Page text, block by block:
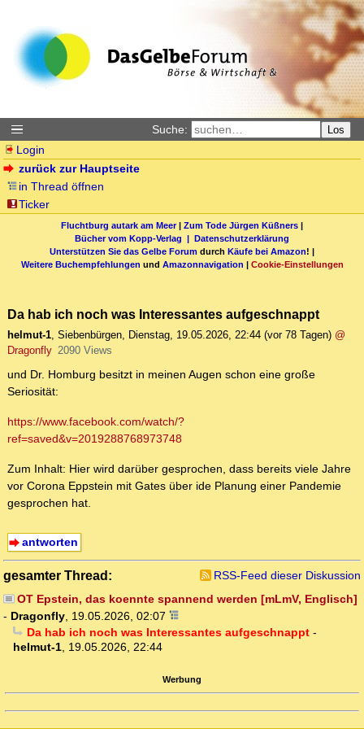
Suche: Los
Login
zurück zur Hauptseite
in Thread öffnen
Ticker
Fluchtburg autark am Meer| Zum Tode Jürgen Küßners |
Bücher vom Kopp-Verlag | Datenschutzerklärung
Unterstützen Sie das Gelbe Forum durch Käufe bei Amazon! |
Weitere Buchempfehlungen und Amazonnavigation | Cookie-Einstellungen
Da hab ich noch was Interessantes aufgeschnappt
helmut-1, Siebenbürgen, Dienstag, 19.05.2026, 22:44 (vor 78 Tagen) @
Dragonfly 2090 Views
und Dr. Homburg besitzt in meinen Augen schon eine große
Seriosität:
https://www.facebook.com/watch/?
ref=saved&v=2019288768973748
Zum Inhalt: Hier wird darüber gesprochen, dass bereits viele Jahre
vor Corona Eppstein mit Gates über ide Planung einer Pandemie
gesprochen hat.
antworten
gesamter Thread:
RSS-Feed dieser Diskussion
OT Epstein, das koennte spannend werden [mLmV, Englisch]
- Dragonfly, 19.05.2026, 02:07
Da hab ich noch was Interessantes aufgeschnappt-
helmut-1, 19.05.2026, 22:44
Werbung